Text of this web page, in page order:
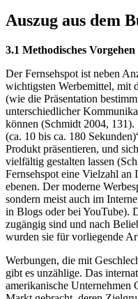
Auszug aus dem
3.1 Methodisches Vorgehen
Der Fernsehspot ist neben
wichtigsten Werbemittel, mit
(wie die Präsentation
unterschiedlicher
können (Schmidt 2004, 131).
(ca. 10 bis ca. 180
Produkt präsentieren, und
vielfältig gestalten lassen
Fernsehspot eine Vielzahl
ebenen. Der moderne
sondern meist auch im
in Blogs oder bei YouTube).
zugängig sind und nach
wurden sie für vorliegende
Werbungen, die mit
gibt es unzählige. Das
amerikanische Unternehmen